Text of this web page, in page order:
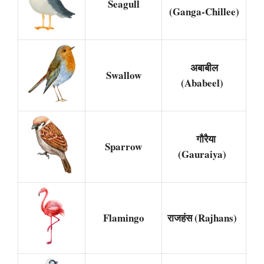
Seagull
(Ganga-Chillee)
Swallow
अबाबील
(Ababeel)
Sparrow
गौरैया
(Gauraiya)
Flamingo राजहंस (Rajhans)